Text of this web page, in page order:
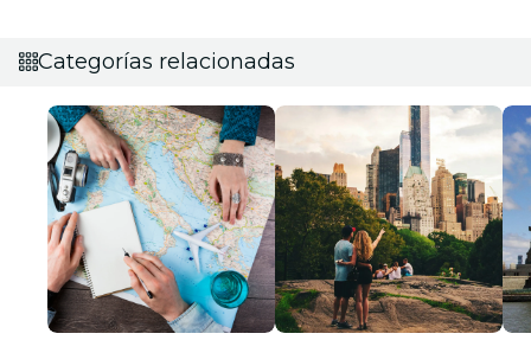
Categorías relacionadas